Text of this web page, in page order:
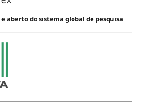
aberto do sistema global de pesquisa